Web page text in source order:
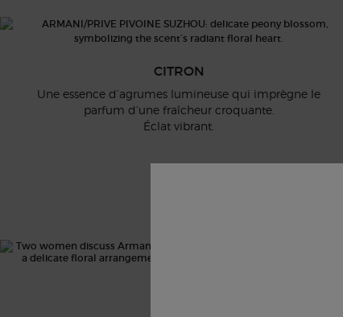
CITRON
Une essence d’agrumes lumineuse qui imprègne le
parfum d’une fraîcheur croquante.
Éclat vibrant.